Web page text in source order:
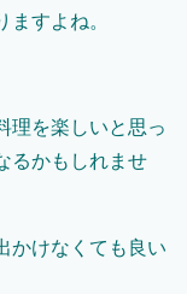
すよね。
理を楽しいと思っ
るかもしれませ
かけなくても良い